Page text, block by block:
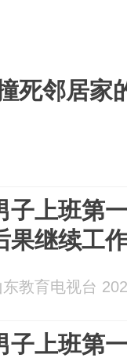
死邻居家
子上班第
果继续工
东教育电视台
子上班第